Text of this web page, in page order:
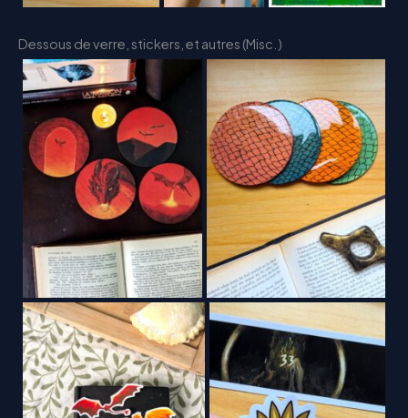
Dessous de verre, stickers, et autres (Misc.)